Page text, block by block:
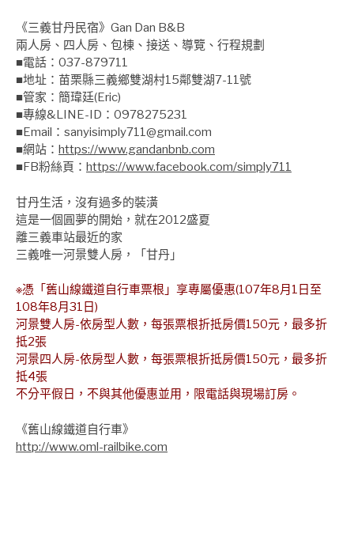
《三義甘丹民宿》Gan Dan B&B
兩人房、四人房、包棟、接送、導覽、行程規劃
■電話：037-879711
■地址：苗栗縣三義鄉雙湖村15鄰雙湖7-11號
■管家：簡瑋廷(Eric)
■專線&LINE-ID：0978275231
■Email：sanyisimply711@gmail.com
■網站： https://www.gandanbnb.com
■FB粉絲頁： https://www.facebook.com/simply711
甘丹生活，沒有過多的裝潢
這是一個圓夢的開始，就在2012盛夏
離三義車站最近的家
三義唯一河景雙人房，「甘丹」
※憑「舊山線鐵道自行車票根」享專屬優惠(107年8月1日至
108年8月31日)
河景雙人房-依房型人數，每張票根折抵房價150元，最多折
抵2張
河景四人房-依房型人數，每張票根折抵房價150元，最多折
抵4張
不分平假日，不與其他優惠並用，限電話與現場訂房。
《舊山線鐵道自行車》
http://www.oml-railbike.com